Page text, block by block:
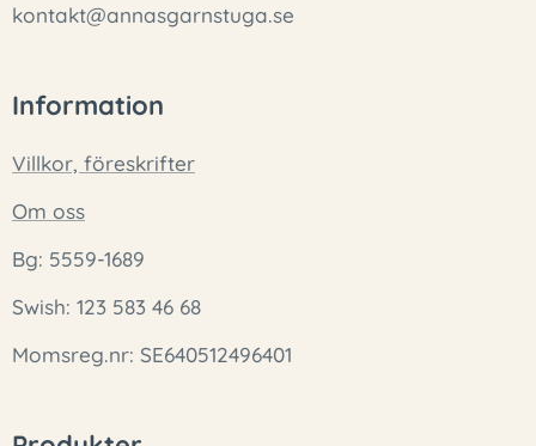
kontakt@annasgarnstuga.se
Information
Villkor, föreskrifter
Om oss
Bg: 5559-1689
Swish: 123 583 46 68
Momsreg.nr: SE640512496401